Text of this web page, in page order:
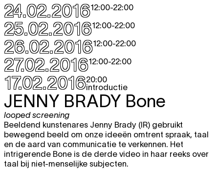
24.02.201612:00-22:00
25.02.201612:00-22:00
26.02.201612:00-22:00
27.02.201612:00-22:00
17.02.201620:00
introductie
JENNY BRADY Bone
looped screening
Beeldend kunstenares Jenny Brady (IR) gebruikt
bewegend beeld om onze ideeën omtrent spraak, taal
en de aard van communicatie te verkennen. Het
intrigerende Bone is de derde video in haar reeks over
taal bij niet-menselijke subjecten.